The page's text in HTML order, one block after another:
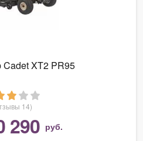
Cadet XT2 PR95
14)
290 руб.